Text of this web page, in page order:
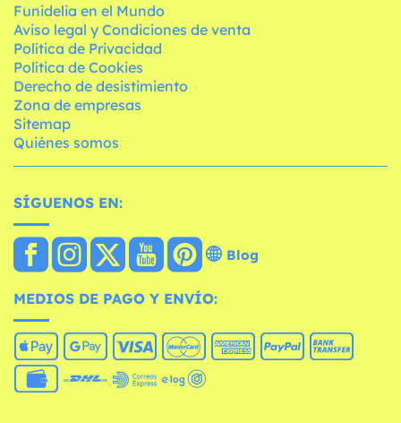
Funidelia en el Mundo
Aviso legal y Condiciones de venta
Política de Privacidad
Política de Cookies
Derecho de desistimiento
Zona de empresas
Sitemap
Quiénes somos
SÍGUENOS EN:
Blog
MEDIOS DE PAGO Y ENVÍO: